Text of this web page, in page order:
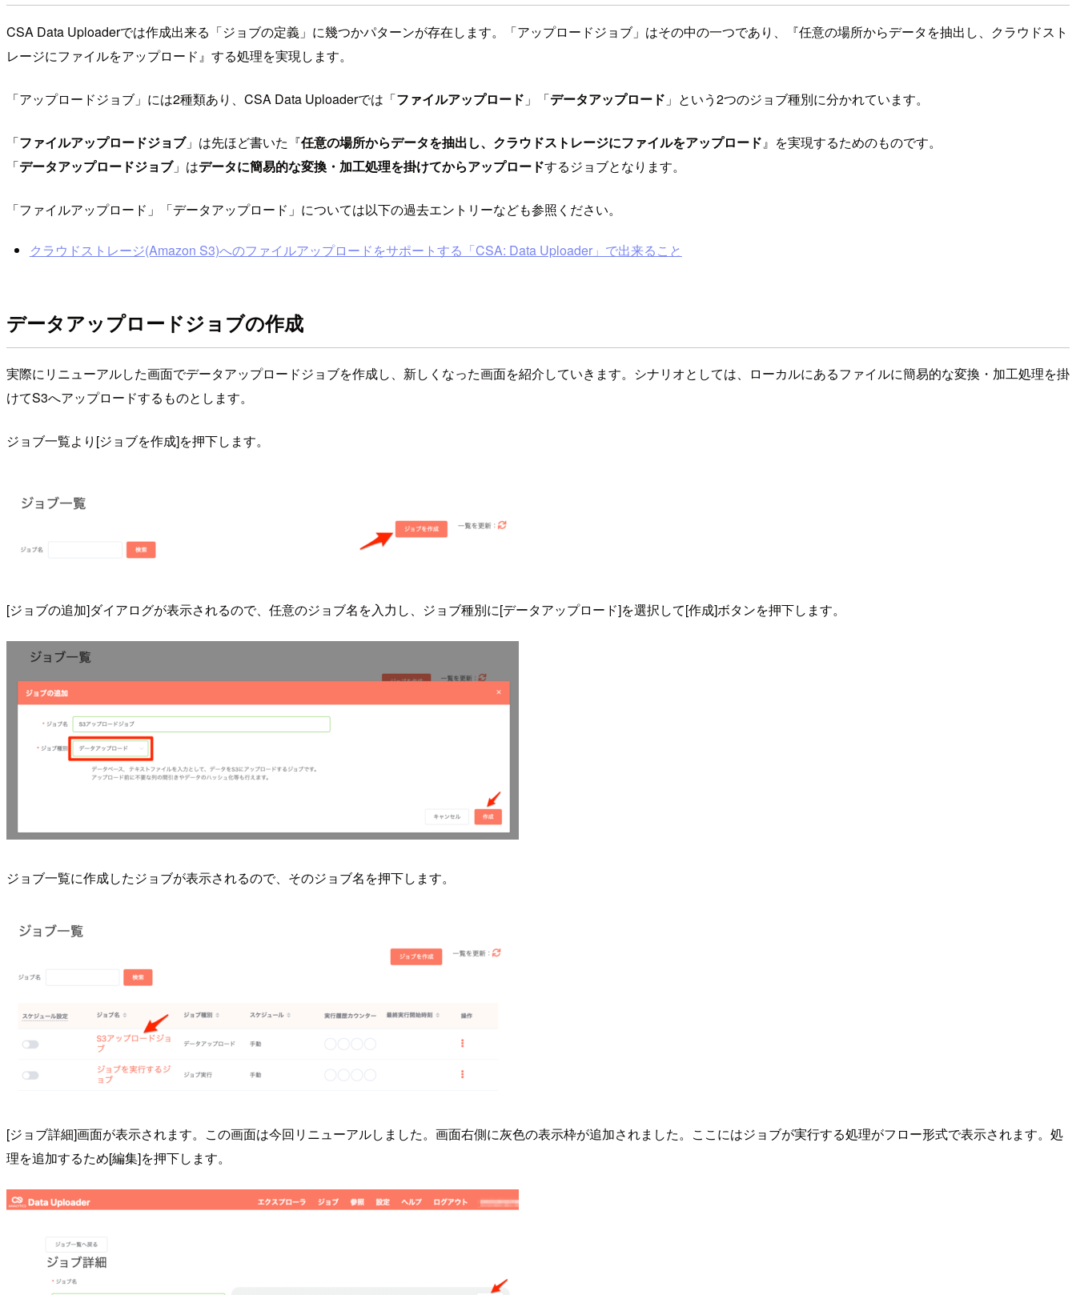
CSA Data Uploaderでは作成出来る「ジョブの定義」に幾つかパターンが存在します。「アップロードジョブ」はその中の一つであり、『任意の場所からデータを抽出し、クラウドスト
レージにファイルをアップロード』する処理を実現します。
「アップロードジョブ」には2種類あり、CSA Data Uploaderでは「ファイルアップロード 」「データアップロード 」という2つのジョブ種別に分かれています。
「ファイルアップロードジョブ」は先ほど書いた『任意の場所からデータを抽出し、クラウドストレージにファイルをアップロード』を実現するためのものです。
「データアップロードジョブ」はデータに簡易的な変換・加工処理を掛けてからアップロードするジョブとなります。
「ファイルアップロード」「データアップロード」については以下の過去エントリーなども参照ください。
クラウドストレージ(Amazon S3)へのファイルアップロードをサポートする「CSA: Data Uploader」で出来ること
データアップロードジョブの作成
実際にリニューアルした画面でデータアップロードジョブを作成し、新しくなった画面を紹介していきます。シナリオとしては、ローカルにあるファイルに簡易的な変換・加工処理を掛
けてS3へアップロードするものとします。
ジョブ一覧より[ジョブを作成]を押下します。
[ジョブの追加]ダイアログが表示されるので、任意のジョブ名を入力し、ジョブ種別に[データアップロード]を選択して[作成]ボタンを押下します。
ジョブ一覧に作成したジョブが表示されるので、そのジョブ名を押下します。
[ジョブ詳細]画面が表示されます。この画面は今回リニューアルしました。画面右側に灰色の表示枠が追加されました。ここにはジョブが実行する処理がフロー形式で表示されます。処
理を追加するため[編集]を押下します。